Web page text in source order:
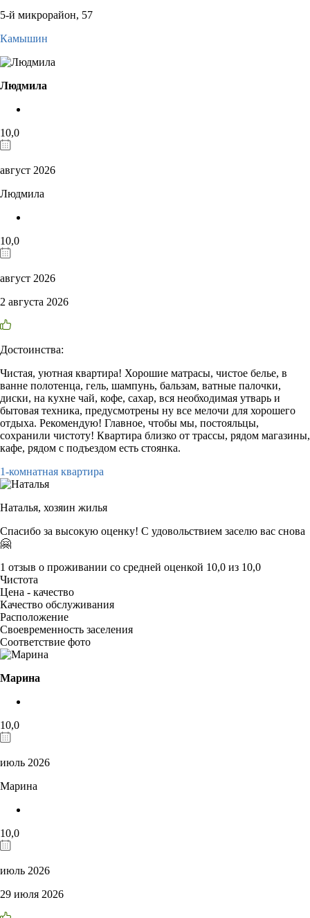
5-й микрорайон, 57
Камышин
Людмила
10,0
август 2026
Людмила
10,0
август 2026
2 августа 2026
Достоинства:
Чистая, уютная квартира! Хорошие матрасы, чистое белье, в
ванне полотенца, гель, шампунь, бальзам, ватные палочки,
диски, на кухне чай, кофе, сахар, вся необходимая утварь и
бытовая техника, предусмотрены ну все мелочи для хорошего
отдыха. Рекомендую! Главное, чтобы мы, постояльцы,
сохранили чистоту! Квартира близко от трассы, рядом магазины,
кафе, рядом с подъездом есть стоянка.
1-комнатная квартира
Наталья, хозяин жилья
Спасибо за высокую оценку! С удовольствием заселю вас снова
🤗
1 отзыв о проживании со средней оценкой 10,0 из 10,0
Чистота
Цена - качество
Качество обслуживания
Расположение
Своевременность заселения
Соответствие фото
Марина
10,0
июль 2026
Марина
10,0
июль 2026
29 июля 2026